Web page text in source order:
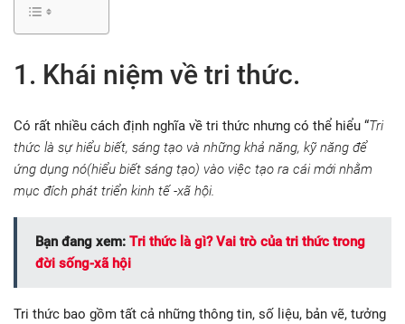
1. Khái niệm về tri thức.
Có rất nhiều cách định nghĩa về tri thức nhưng có thể hiểu “Tri
thức là sự hiểu biết, sáng tạo và những khả năng, kỹ năng để
ứng dụng nó(hiểu biết sáng tạo) vào việc tạo ra cái mới nhằm
mục đích phát triển kinh tế -xã hội.
Bạn đang xem: Tri thức là gì? Vai trò của tri thức trong
đời sống-xã hội
Tri thức bao gồm tất cả những thông tin, số liệu, bản vẽ, tưởng